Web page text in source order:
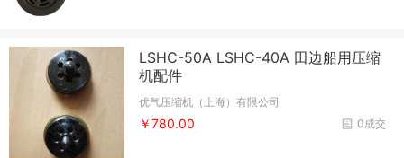
LSHC-50A LSHC-40A 田边船用压缩
机配件
优气压缩机（上海）有限公司
0成交
￥780.00